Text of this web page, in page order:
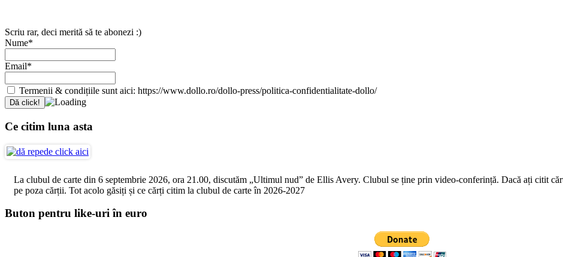
Scriu rar, deci merită să te abonezi :)
Nume*
Email*
Termenii & condițiile sunt aici: https://www.dollo.ro/dollo-press/politica-confidentialitate-dollo/
Ce citim luna asta
La clubul de carte din 6 septembrie 2026, ora 21.00, discutăm „Ultimul nud” de Ellis Avery. Clubul se ține prin video-conferință. Dacă ați citit
pe poza cărții. Tot acolo găsiți și ce cărți citim la clubul de carte în 2026-2027
Buton pentru like-uri în euro